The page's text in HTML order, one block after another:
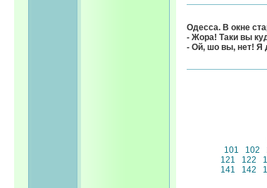
Одесса. В окне
- Жора! Таки вы
- Ой, шо вы, нет! Я
101
102
121
122
141
142